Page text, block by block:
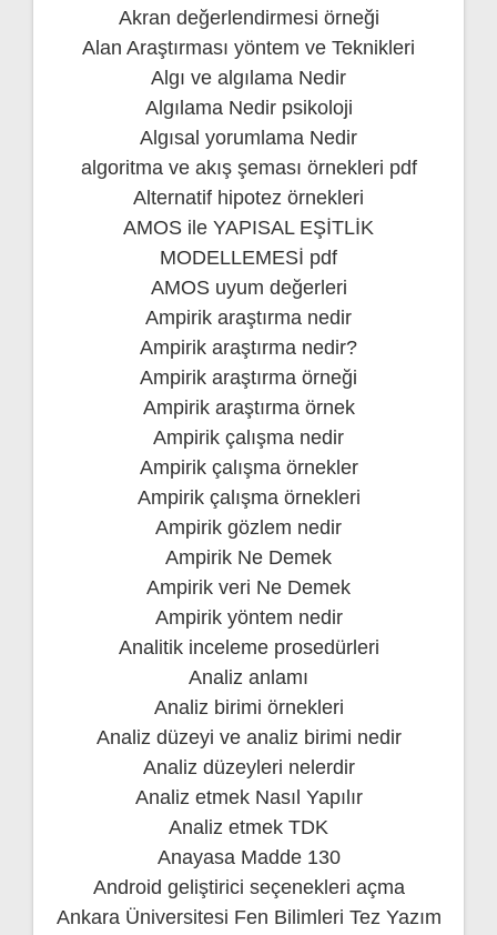
Akran değerlendirmesi örneği
Alan Araştırması yöntem ve Teknikleri
Algı ve algılama Nedir
Algılama Nedir psikoloji
Algısal yorumlama Nedir
algoritma ve akış şeması örnekleri pdf
Alternatif hipotez örnekleri
AMOS ile YAPISAL EŞİTLİK
MODELLEMESİ pdf
AMOS uyum değerleri
Ampirik araştırma nedir
Ampirik araştırma nedir?
Ampirik araştırma örneği
Ampirik araştırma örnek
Ampirik çalışma nedir
Ampirik çalışma örnekler
Ampirik çalışma örnekleri
Ampirik gözlem nedir
Ampirik Ne Demek
Ampirik veri Ne Demek
Ampirik yöntem nedir
Analitik inceleme prosedürleri
Analiz anlamı
Analiz birimi örnekleri
Analiz düzeyi ve analiz birimi nedir
Analiz düzeyleri nelerdir
Analiz etmek Nasıl Yapılır
Analiz etmek TDK
Anayasa Madde 130
Android geliştirici seçenekleri açma
Ankara Üniversitesi Fen Bilimleri Tez Yazım